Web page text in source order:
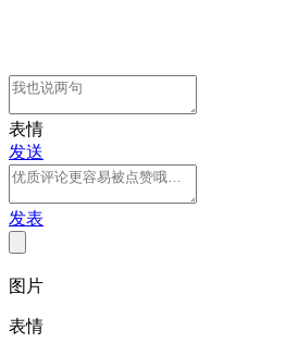
表情
发送
发表
图片
表情